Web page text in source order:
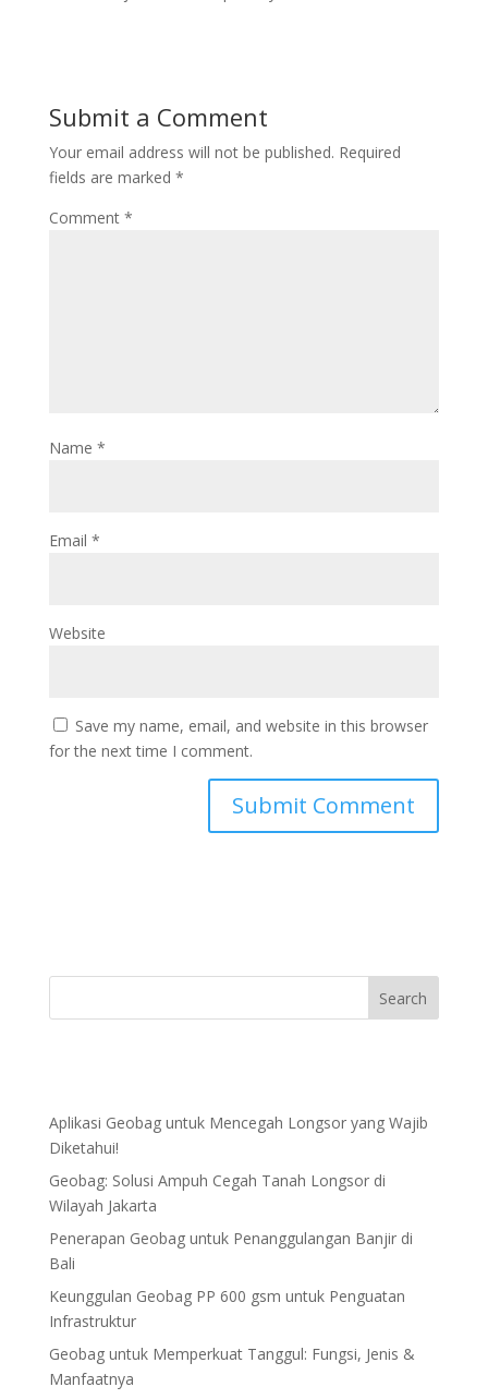
Submit a Comment
Your email address will not be published. Required
fields are marked *
Comment *
Name *
Email *
Website
Save my name, email, and website in this browser
for the next time I comment.
Aplikasi Geobag untuk Mencegah Longsor yang Wajib
Diketahui!
Geobag: Solusi Ampuh Cegah Tanah Longsor di
Wilayah Jakarta
Penerapan Geobag untuk Penanggulangan Banjir di
Bali
Keunggulan Geobag PP 600 gsm untuk Penguatan
Infrastruktur
Geobag untuk Memperkuat Tanggul: Fungsi, Jenis &
Manfaatnya